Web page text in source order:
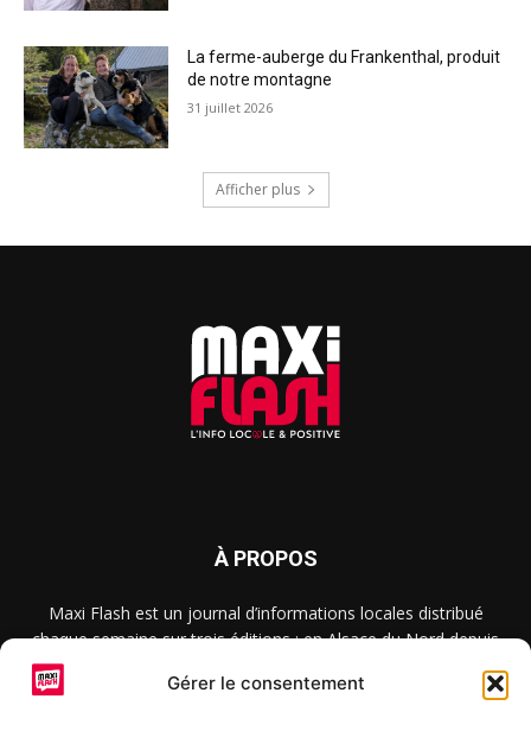
Gérer le consentement
La ferme-auberge du Frankenthal, produit
de notre montagne
31 juillet 2026
Afficher plus
À PROPOS
Maxi Flash est un journal d’informations locales distribué
chaque semaine sur trois éditions : en Alsace du Nord depuis
2015, dans les secteurs d’Obernai-Molsheim-Erstein depuis
2022, et à Colmar, Vignoble et Plaine depuis 2023.